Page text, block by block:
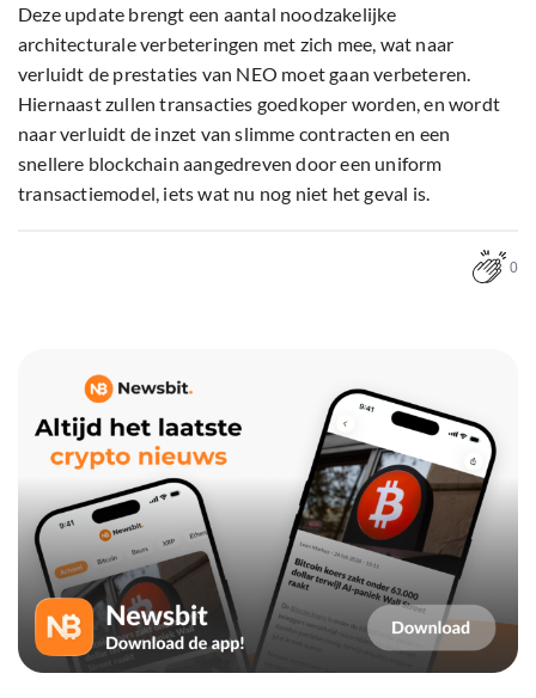
Deze update brengt een aantal noodzakelijke
architecturale verbeteringen met zich mee, wat naar
verluidt de prestaties van NEO moet gaan verbeteren.
Hiernaast zullen transacties goedkoper worden, en wordt
naar verluidt de inzet van slimme contracten en een
snellere blockchain aangedreven door een uniform
transactiemodel, iets wat nu nog niet het geval is.
0